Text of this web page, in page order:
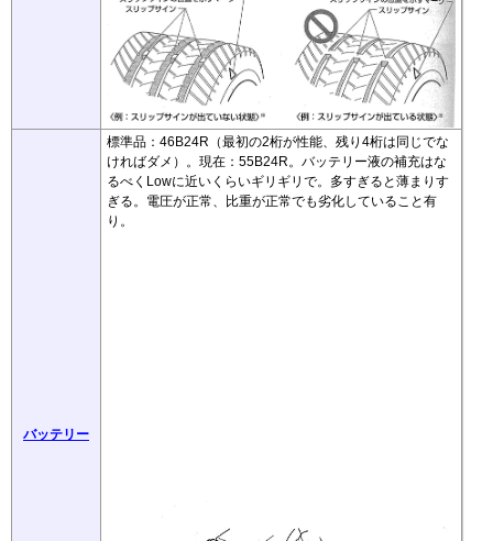
バッテリー
標準品：46B24R（最初の2桁が性能、残り4桁は同じでな
ければダメ）。現在：55B24R。バッテリー液の補充はな
るべくLowに近いくらいギリギリで。多すぎると薄まりす
ぎる。電圧が正常、比重が正常でも劣化していること有
り。